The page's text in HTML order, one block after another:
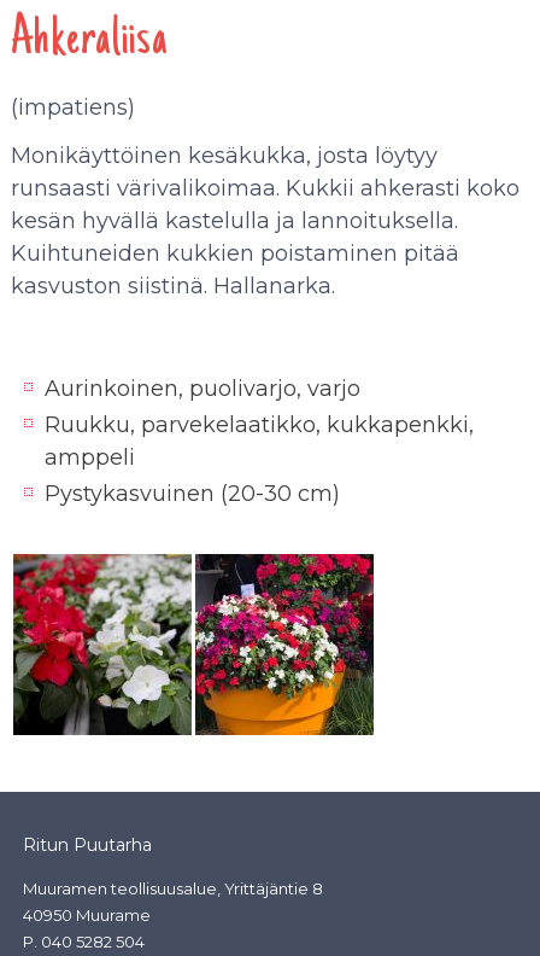
Ahkeraliisa
(impatiens)
Monikäyttöinen kesäkukka, josta löytyy
runsaasti värivalikoimaa. Kukkii ahkerasti koko
kesän hyvällä kastelulla ja lannoituksella.
Kuihtuneiden kukkien poistaminen pitää
kasvuston siistinä. Hallanarka.
Aurinkoinen, puolivarjo, varjo
Ruukku, parvekelaatikko, kukkapenkki,
amppeli
Pystykasvuinen (20-30 cm)
Ritun Puutarha
Muuramen teollisuusalue, Yrittäjäntie 8
40950 Muurame
P. 040 5282 504